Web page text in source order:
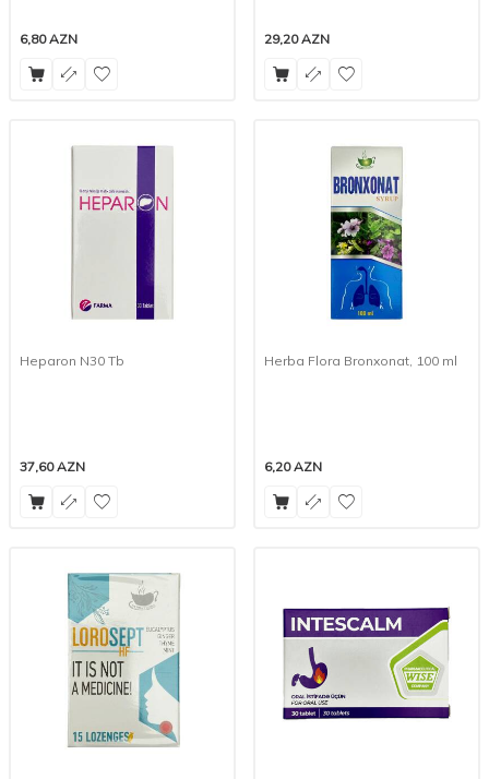
6,80AZN 29,20AZN
Heparon N30 Tb
37,60AZN
Herba Flora Bronxonat, 100 ml
6,20AZN